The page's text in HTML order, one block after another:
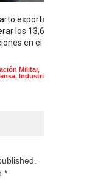
exportador
los 13,600
en el
Militar,
, Industria
*